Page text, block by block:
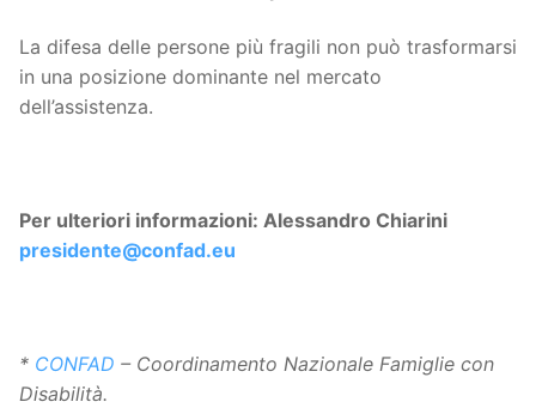
La difesa delle persone più fragili non può trasformarsi
in una posizione dominante nel mercato
dell’assistenza.
Per ulteriori informazioni: Alessandro Chiarini
presidente@confad.eu
* CONFAD – Coordinamento Nazionale Famiglie con
Disabilità.